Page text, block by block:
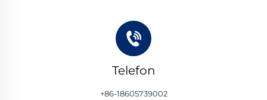
Telefon
+86-18605739002